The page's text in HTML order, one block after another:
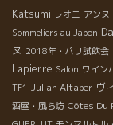
Katsumi レオニ アンヌ
Sommeliers au Japon
ヌ 2018年・パリ試飲会
Lapierre Salon ワイン
TF1 Julian Altaber ヴ
酒屋・風ら坊 Côtes Du